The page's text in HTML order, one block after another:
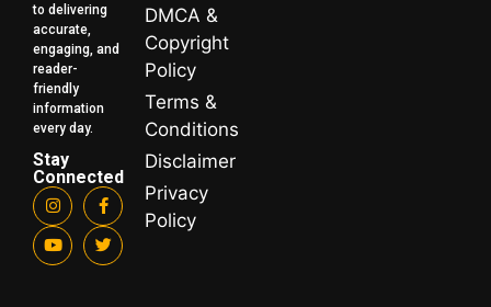
to delivering
accurate,
engaging, and
reader-
friendly
information
every day.
Stay
Connected
DMCA &
Copyright
Policy
Terms &
Conditions
Disclaimer
Privacy
Policy